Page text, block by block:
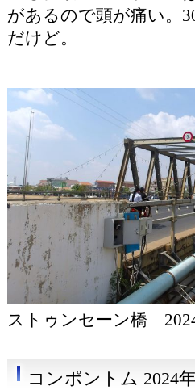
があるので頭が痛い。
だけど。
ストゥンセーン橋
コンポントム 2024